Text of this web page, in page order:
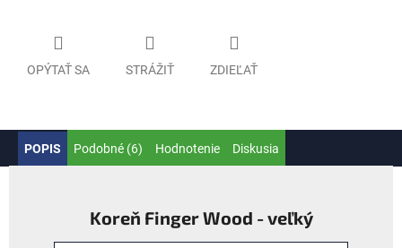
OPÝTAŤ SA STRÁŽIŤ ZDIEĽAŤ
POPIS Podobné (6) Hodnotenie Diskusia
Koreň Finger Wood - veľký